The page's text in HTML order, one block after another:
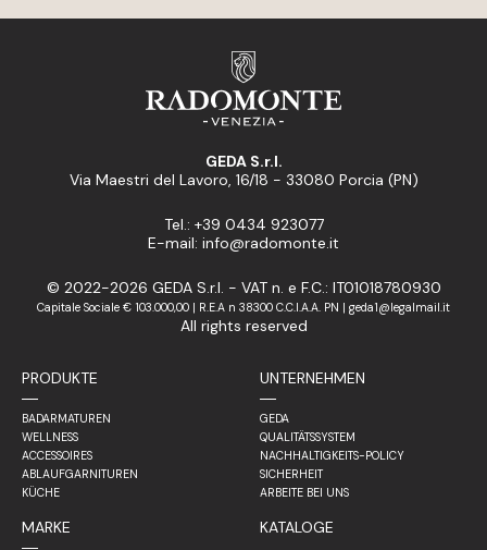
GEDA S.r.l.
Via Maestri del Lavoro, 16/18 - 33080 Porcia (PN)
Tel.: +39 0434 923077
E-mail: info@radomonte.it
© 2022-2026 GEDA S.r.l. - VAT n. e F.C.: IT01018780930
Capitale Sociale € 103.000,00 | R.E.A n 38300 C.C.I.A.A. PN | geda1@legalmail.it
All rights reserved
PRODUKTE
BADARMATUREN
WELLNESS
ACCESSOIRES
ABLAUFGARNITUREN
KÜCHE
MARKE
UNTERNEHMEN
GEDA
QUALITÄTSSYSTEM
NACHHALTIGKEITS-POLICY
SICHERHEIT
ARBEITE BEI UNS
KATALOGE